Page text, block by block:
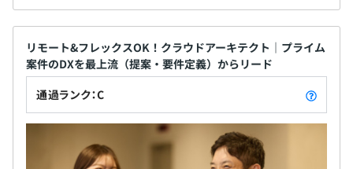
リモート&フレックスOK！クラウドアーキテクト｜プライム
案件のDXを最上流（提案・要件定義）からリード
通過ランク：C